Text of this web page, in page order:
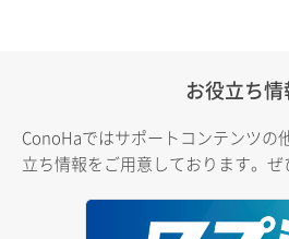
お役立ち情
ConoHaではサポートコンテンツの
立ち情報をご用意しております。ぜ